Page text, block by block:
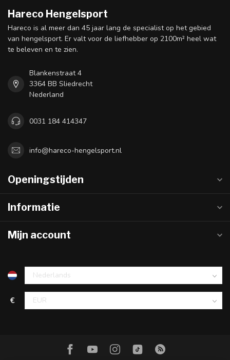
Hareco Hengelsport
Hareco is al meer dan 45 jaar lang de specialist op het gebied
van hengelsport. Er valt voor de liefhebber op 2100m² heel wat
te beleven en te zien.
Blankenstraat 4
3364 BB Sliedrecht
Nederland
0031 184 414347
info@hareco-hengelsport.nl
Openingstijden
Informatie
Mijn account
€